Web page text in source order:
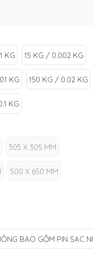
KG 15 KG / 0.002 KG
KG 150 KG / 0.02 KG
KG
305 X 305 MM
500 X 650 MM
BAO GỒM PIN SẠC